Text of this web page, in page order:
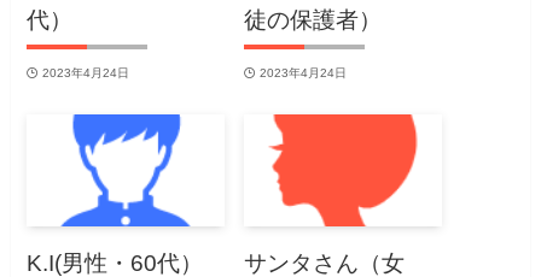
代）
2023年4月24日
徒の保護者）
2023年4月24日
K.I(男性・60代）
サンタさん（女